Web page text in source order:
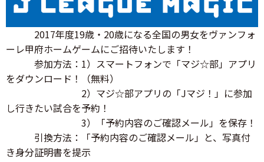
2017年度19歳・20歳になる全国の男女をヴァンフォ
ーレ甲府ホームゲームにご招待いたします！
参加方法：1）スマートフォンで「マジ☆部」アプリ
をダウンロード！（無料）
2）マジ☆部アプリの「Jマジ！」に参加
し行きたい試合を予約！
3）「予約内容のご確認メール」を保存！
引換方法：「予約内容のご確認メール」と、写真付
き身分証明書を提示